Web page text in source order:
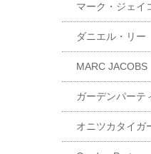
マーク・ジェイ
ダニエル・リー
MARC JACOBS
ガーデンパーテ
オニツカタイガ